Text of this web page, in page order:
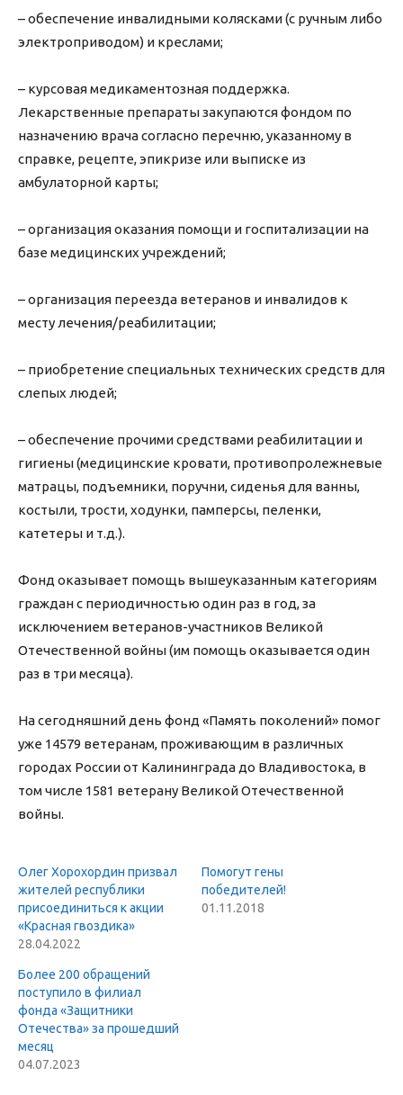
– обеспечение инвалидными колясками (с ручным либо
электроприводом) и креслами;
– курсовая медикаментозная поддержка.
Лекарственные препараты закупаются фондом по
назначению врача согласно перечню, указанному в
справке, рецепте, эпикризе или выписке из
амбулаторной карты;
– организация оказания помощи и госпитализации на
базе медицинских учреждений;
– организация переезда ветеранов и инвалидов к
месту лечения/реабилитации;
– приобретение специальных технических средств для
слепых людей;
– обеспечение прочими средствами реабилитации и
гигиены (медицинские кровати, противопролежневые
матрацы, подъемники, поручни, сиденья для ванны,
костыли, трости, ходунки, памперсы, пеленки,
катетеры и т.д.).
Фонд оказывает помощь вышеуказанным категориям
граждан с периодичностью один раз в год, за
исключением ветеранов-участников Великой
Отечественной войны (им помощь оказывается один
раз в три месяца).
На сегодняшний день фонд «Память поколений» помог
уже 14579 ветеранам, проживающим в различных
городах России от Калининграда до Владивостока, в
том числе 1581 ветерану Великой Отечественной
войны.
Олег Хорохордин призвал
жителей республики
присоединиться к акции
«Красная гвоздика»
28.04.2022
Помогут гены
победителей!
01.11.2018
Более 200 обращений
поступило в филиал
фонда «Защитники
Отечества» за прошедший
месяц
04.07.2023